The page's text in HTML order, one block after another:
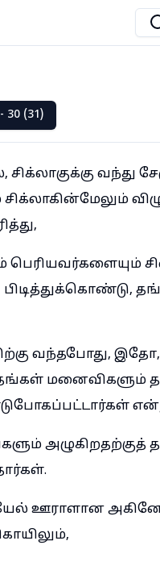
(31)
வந்து
வந்தபோது, இதோ,
தங்கள் மனைவிகளும்
அழுகிறதற்குத்
ஊராளான